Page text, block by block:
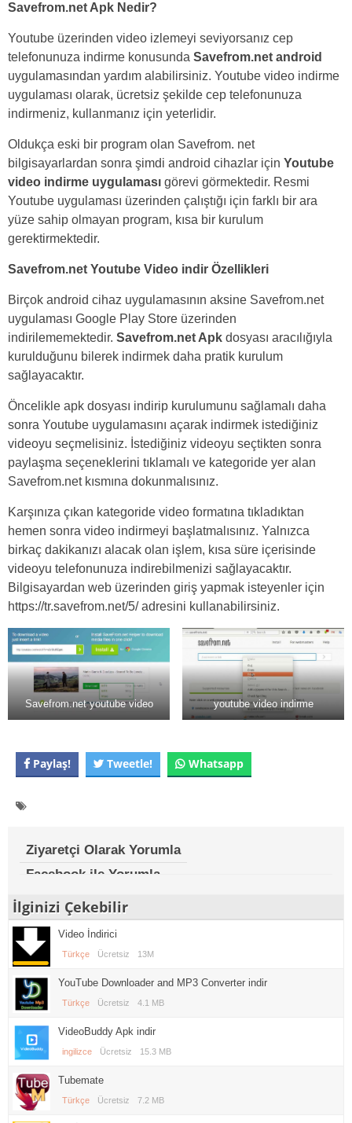
Savefrom.net Apk Nedir?
Youtube üzerinden video izlemeyi seviyorsanız cep
telefonunuza indirme konusunda Savefrom.net android
uygulamasından yardım alabilirsiniz. Youtube video indirme
uygulaması olarak, ücretsiz şekilde cep telefonunuza
indirmeniz, kullanmanız için yeterlidir.
Oldukça eski bir program olan Savefrom. net
bilgisayarlardan sonra şimdi android cihazlar için Youtube
video indirme uygulaması görevi görmektedir. Resmi
Youtube uygulaması üzerinden çalıştığı için farklı bir ara
yüze sahip olmayan program, kısa bir kurulum
gerektirmektedir.
Savefrom.net Youtube Video indir Özellikleri
Birçok android cihaz uygulamasının aksine Savefrom.net
uygulaması Google Play Store üzerinden
indirilememektedir. Savefrom.net Apk dosyası aracılığıyla
kurulduğunu bilerek indirmek daha pratik kurulum
sağlayacaktır.
Öncelikle apk dosyası indirip kurulumunu sağlamalı daha
sonra Youtube uygulamasını açarak indirmek istediğiniz
videoyu seçmelisiniz. İstediğiniz videoyu seçtikten sonra
paylaşma seçeneklerini tıklamalı ve kategoride yer alan
Savefrom.net kısmına dokunmalısınız.
Karşınıza çıkan kategoride video formatına tıkladıktan
hemen sonra video indirmeyi başlatmalısınız. Yalnızca
birkaç dakikanızı alacak olan işlem, kısa süre içerisinde
videoyu telefonunuza indirebilmenizi sağlayacaktır.
Bilgisayardan web üzerinden giriş yapmak isteyenler için
https://tr.savefrom.net/5/ adresini kullanabilirsiniz.
Savefrom.net youtube video youtube video indirme
Paylaş! Tweetle! Whatsapp
Ziyaretçi Olarak Yorumla
Facebook ile Yorumla
İlginizi Çekebilir
Video İndirici
Türkçe Ücretsiz 13M
YouTube Downloader and MP3 Converter indir
Türkçe Ücretsiz 4.1 MB
VideoBuddy Apk indir
ingilizce Ücretsiz 15.3 MB
Tubemate
Türkçe Ücretsiz 7.2 MB